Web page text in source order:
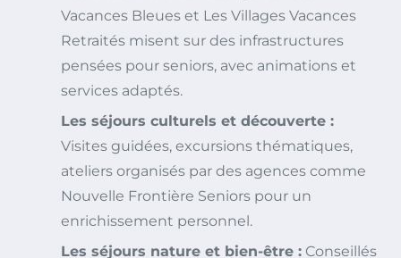
Vacances Bleues et Les Villages Vacances
Retraités misent sur des infrastructures
pensées pour seniors, avec animations et
services adaptés.
Les séjours culturels et découverte :
Visites guidées, excursions thématiques,
ateliers organisés par des agences comme
Nouvelle Frontière Seniors pour un
enrichissement personnel.
Les séjours nature et bien-être : Conseillés